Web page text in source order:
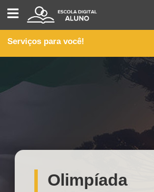
CONEXÃO
ALUNO
Serviços para você!
Olimpíada